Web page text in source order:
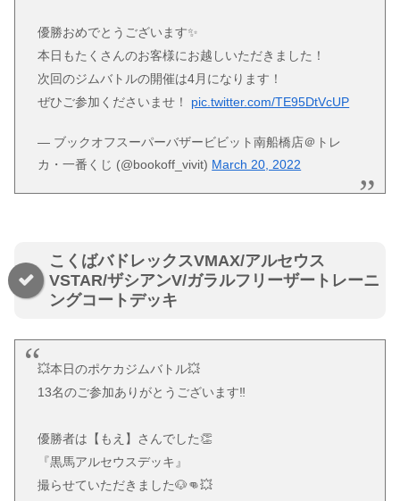
優勝おめでとうございます✨
本日もたくさんのお客様にお越しいただきました！
次回のジムバトルの開催は4月になります！
ぜひご参加くださいませ！ pic.twitter.com/TE95DtVcUP
— ブックオフスーパーバザービビット南船橋店＠トレ
カ・一番くじ (@bookoff_vivit) March 20, 2022
こくばバドレックスVMAX/アルセウス
VSTAR/ザシアンV/ガラルフリーザートレーニ
ングコートデッキ
💥本日のポケカジムバトル💥
13名のご参加ありがとうございます‼️
優勝者は【もえ】さんでした👏
『黒馬アルセウスデッキ』
撮らせていただきました🐶👊💥